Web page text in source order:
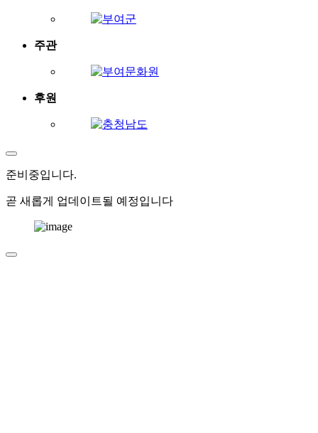
주관
후원
준비중입니다.
곧 새롭게 업데이트될 예정입니다